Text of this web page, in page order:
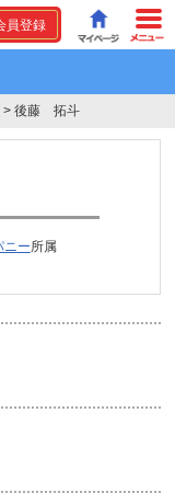
員登録
> 後藤 拓斗
ニー所属